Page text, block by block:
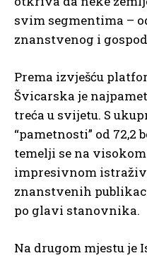
svim segmentima –
znanstvenog i
Prema izvješću
Švicarska je
treća u svijetu. S
“pametnosti” od 72,2
temelji se na visokom
impresivnom
znanstvenih
po glavi stanovnika.
Na drugom mjestu je